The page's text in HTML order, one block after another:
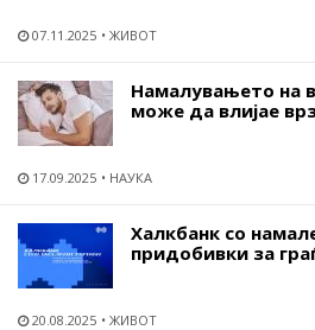
07.11.2025 ЖИВОТ
Намалувањето на
може да влијае
17.09.2025 НАУКА
Халкбанк со
придобивки за
20.08.2025 ЖИВОТ